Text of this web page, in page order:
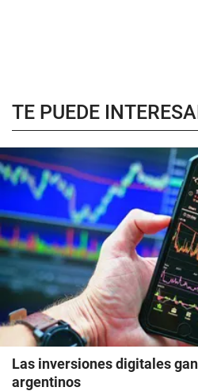
TE PUEDE
Las inversiones digitales
argentinos